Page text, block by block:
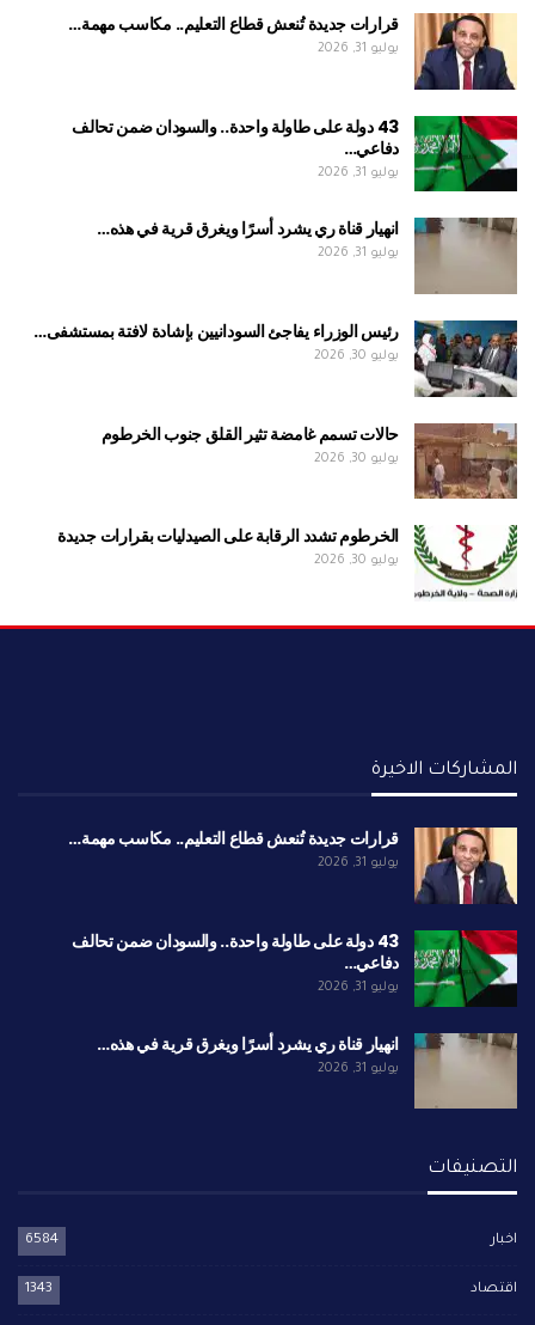
قرارات جديدة تُنعش قطاع التعليم.. مكاسب مهمة…
يوليو 31, 2026
43 دولة على طاولة واحدة.. والسودان ضمن تحالف
دفاعي…
يوليو 31, 2026
انهيار قناة ري يشرد أسرًا ويغرق قرية في هذه…
يوليو 31, 2026
رئيس الوزراء يفاجئ السودانيين بإشادة لافتة بمستشفى…
يوليو 30, 2026
حالات تسمم غامضة تثير القلق جنوب الخرطوم
يوليو 30, 2026
الخرطوم تشدد الرقابة على الصيدليات بقرارات جديدة
يوليو 30, 2026
المشاركات الاخيرة
قرارات جديدة تُنعش قطاع التعليم.. مكاسب مهمة…
يوليو 31, 2026
43 دولة على طاولة واحدة.. والسودان ضمن تحالف
دفاعي…
يوليو 31, 2026
انهيار قناة ري يشرد أسرًا ويغرق قرية في هذه…
يوليو 31, 2026
التصنيفات
اخبار 6584
اقتصاد 1343